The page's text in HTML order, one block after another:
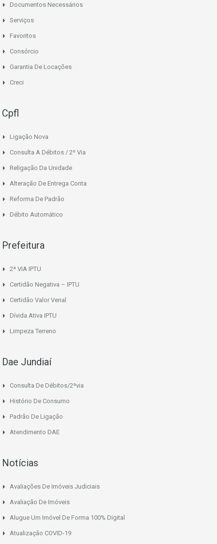
Documentos Necessários
Serviços
Favoritos
Consórcio
Garantia De Locações
Creci
Cpfl
Ligação Nova
Consulta A Débitos / 2º Via
Religação Da Unidade
Alteração De Entrega Conta
Reforma De Padrão
Débito Automático
Prefeitura
2ª VIA IPTU
Certidão Negativa – IPTU
Certidão Valor Venal
Dívida Ativa IPTU
Limpeza Terreno
Dae Jundiaí
Consulta De Débitos/2ªvia
Histório De Consumo
Padrão De Ligação
Atendimento DAE
Notícias
Avaliações De Imóveis Judiciais
Avaliação De Imóveis
Alugue Um Imóvel De Forma 100% Digital
Atualização COVID-19